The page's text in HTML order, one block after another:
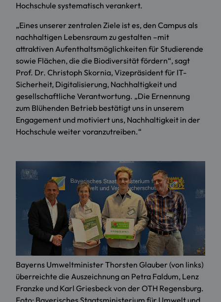
Hochschule systematisch verankert.
„Eines unserer zentralen Ziele ist es, den Campus als
nachhaltigen Lebensraum zu gestalten –mit
attraktiven Aufenthaltsmöglichkeiten für Studierende
sowie Flächen, die die Biodiversität fördern“, sagt
Prof. Dr. Christoph Skornia, Vizepräsident für IT-
Sicherheit, Digitalisierung, Nachhaltigkeit und
gesellschaftliche Verantwortung. „Die Ernennung
zum Blühenden Betrieb bestätigt uns in unserem
Engagement und motiviert uns, Nachhaltigkeit in der
Hochschule weiter voranzutreiben.“
Bayerns Umweltminister Thorsten Glauber (von links)
überreichte die Auszeichnung an Petra Faldum, Lenz
Franzke und Karl Griesbeck von der OTH Regensburg.